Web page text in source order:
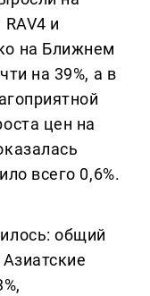
и
на Ближнем
на 39%, а в
цен на
всего 0,6%.
общий